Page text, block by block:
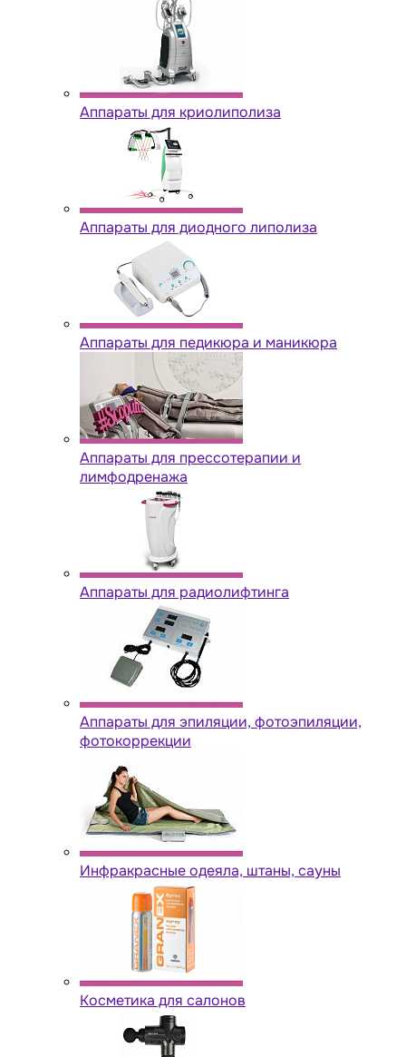
Аппараты для криолиполиза
Аппараты для диодного липолиза
Аппараты для педикюра и маникюра
Аппараты для прессотерапии и
лимфодренажа
Аппараты для радиолифтинга
Аппараты для эпиляции, фотоэпиляции,
фотокоррекции
Инфракрасные одеяла, штаны, сауны
Косметика для салонов